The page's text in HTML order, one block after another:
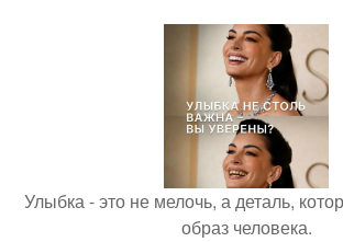
Улыбка - это не мелочь, а деталь,
образ человека.